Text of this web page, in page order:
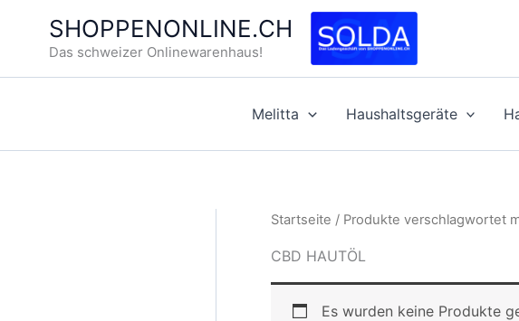
springen
SHOPPENONLINE.CH
Das schweizer Onlinewarenhaus!
Melitta Haushaltsgeräte
Startseite / Produkte verschlagwortet
CBD HAUTÖL
Es wurden keine Produkte